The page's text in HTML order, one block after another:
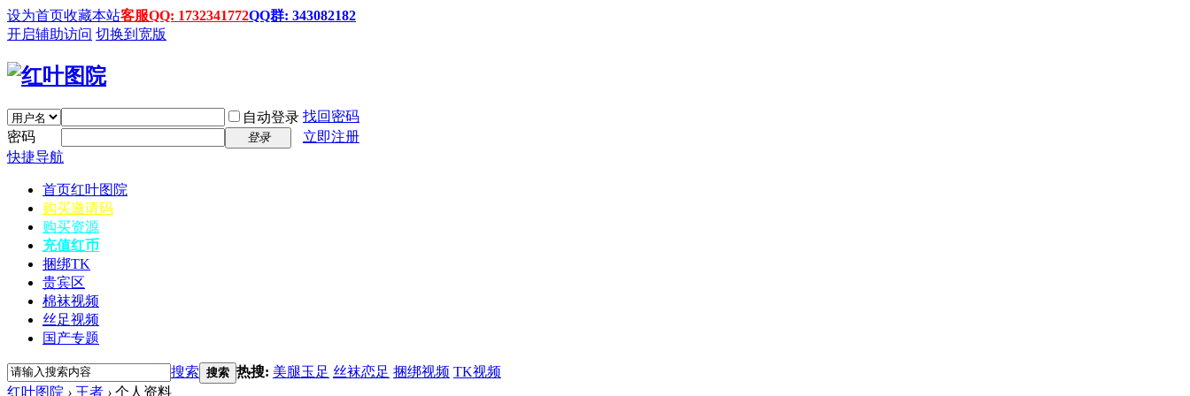
设为首页收藏本站客服QQ: 1732341772QQ群: 343082182
开启辅助访问 切换到宽版
自动登录 找回密码
密码
登录
立即注册
快捷导航
首页红叶图院
购买邀请码
购买资源
充值红币
捆绑TK
贵宾区
棉袜视频
丝足视频
国产专题
搜索 搜索 热搜: 美腿玉足 丝袜恋足 捆绑视频 TK视频
红叶图院 › 王者 › 个人资料